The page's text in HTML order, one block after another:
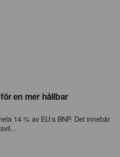
en mer hållbar
14 % av EU:s BNP. Det innebär